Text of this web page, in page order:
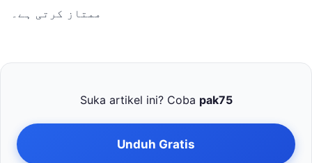
ممتاز کرتی ہے۔
Suka artikel ini? Coba pak75
Unduh Gratis